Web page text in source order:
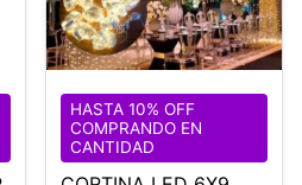
HASTA 10% OFF
COMPRANDO EN
CANTIDAD